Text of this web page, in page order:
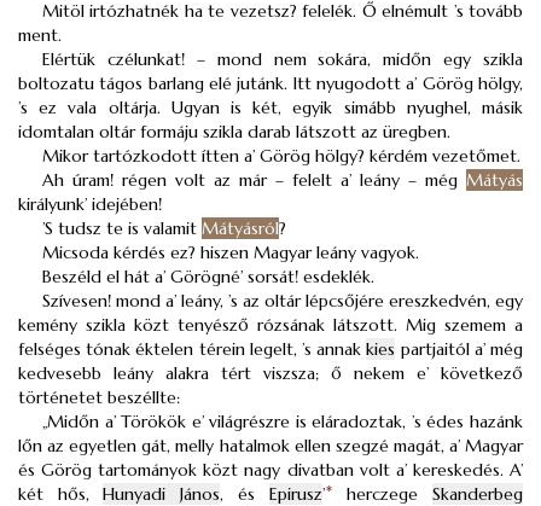
Mitöl irtózhatnék ha te vezetsz? felelék. Ő elnémult ’s tovább
ment.
Elértük czélunkat! – mond nem sokára, midőn egy szikla
boltozatu tágos barlang elé jutánk. Itt nyugodott a’ Görög hölgy,
’s ez vala oltárja. Ugyan is két, egyik simább nyughel, másik
idomtalan oltár formáju szikla darab látszott az üregben.
Mikor tartózkodott ítten a’ Görög hölgy? kérdém vezetőmet.
Ah úram! régen volt az már – felelt a’ leány – még Mátyás
királyunk’ idejében!
’S tudsz te is valamit Mátyásról?
Micsoda kérdés ez? hiszen Magyar leány vagyok.
Beszéld el hát a’ Görögné’ sorsát! esdeklék.
Szívesen! mond a’ leány, ’s az oltár lépcsőjére ereszkedvén, egy
kemény szikla közt tenyésző rózsának látszott. Mig szemem a
felséges tónak éktelen térein legelt, ’s annakkies partjaitól a’ még
kedvesebb leány alakra tért viszsza; ő nekem e’ következő
történetet beszéllte:
„Midőn a’ Törökök e’ világrészre is eláradoztak, ’s édes hazánk
lőn az egyetlen gát, melly hatalmok ellen szegzé magát, a’ Magyar
és Görög tartományok közt nagy divatban volt a’ kereskedés. A’
két hős,Hunyadi János, és Epirusz’* herczegeSkanderbeg